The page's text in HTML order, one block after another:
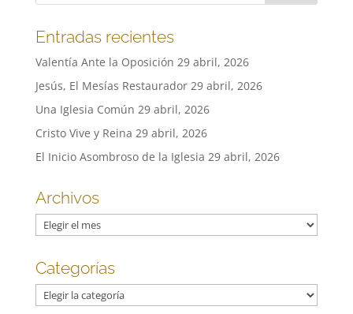
Entradas recientes
Valentía Ante la Oposición 29 abril, 2026
Jesús, El Mesías Restaurador 29 abril, 2026
Una Iglesia Común 29 abril, 2026
Cristo Vive y Reina 29 abril, 2026
El Inicio Asombroso de la Iglesia 29 abril, 2026
Archivos
Archivos
Categorías
Categorías